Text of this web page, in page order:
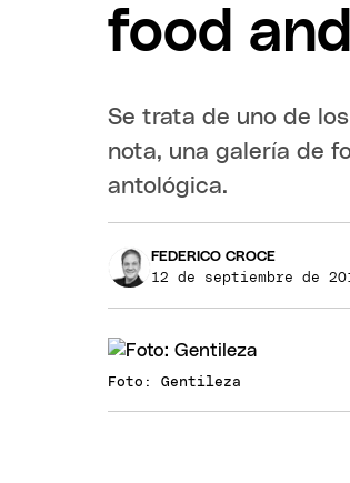
food
Se trata de uno de
nota, una galería de
antológica.
FEDERICO CROCE
12 de septiembre de
Foto: Gentileza